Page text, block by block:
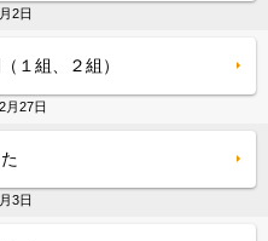
2日
１組、２組）
月27日
3日